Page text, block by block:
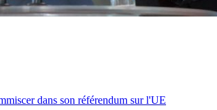
dans son référendum sur l'UE